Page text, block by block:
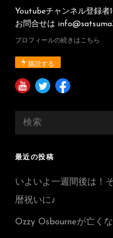
Youtubeチャンネル登録者
お問合せは
プロフィールの続きはこちら
購読する
最近の投稿
いよいよ一週間後は！
暦祝いに♪
Ozzy Osbourneが亡く